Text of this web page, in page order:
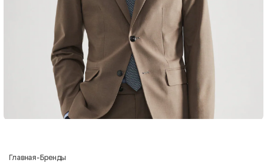
Главная-Бренды